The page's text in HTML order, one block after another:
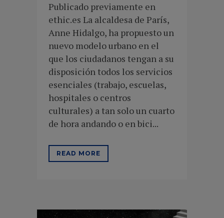
Publicado previamente en
ethic.es La alcaldesa de París,
Anne Hidalgo, ha propuesto un
nuevo modelo urbano en el
que los ciudadanos tengan a su
disposición todos los servicios
esenciales (trabajo, escuelas,
hospitales o centros
culturales) a tan solo un cuarto
de hora andando o en bici...
READ MORE